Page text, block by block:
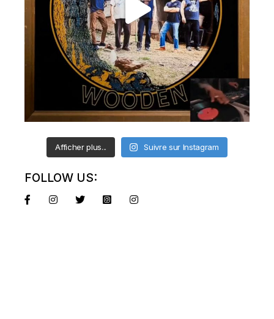
Afficher plus... Suivre sur Instagram
FOLLOW US: